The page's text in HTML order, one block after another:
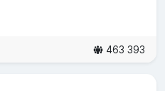
463 393